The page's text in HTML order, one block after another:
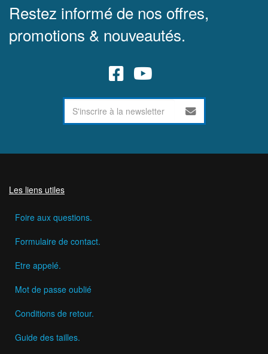
Restez informé de nos offres,
promotions & nouveautés.
Les liens utiles
Foire aux questions.
Formulaire de contact.
Etre appelé.
Mot de passe oublié
Conditions de retour.
Guide des tailles.